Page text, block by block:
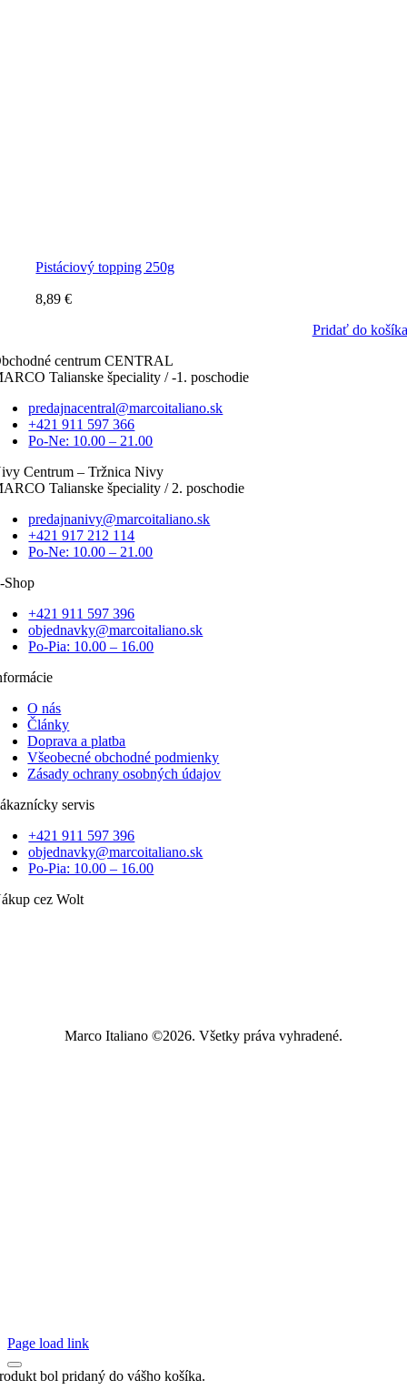
Pistáciový topping 250g
8,89€
Pridať do košíka
centrum CENTRAL
Talianske špeciality / -1. poschodie
predajnacentral@marcoitaliano.sk
+421 911 597 366
Po-Ne: 10.00 – 21.00
Centrum – Tržnica Nivy
Talianske špeciality / 2. poschodie
predajnanivy@marcoitaliano.sk
+421 917 212 114
Po-Ne: 10.00 – 21.00
Shop
+421 911 597 396
objednavky@marcoitaliano.sk
Po-Pia: 10.00 – 16.00
O nás
Články
Doprava a platba
Všeobecné obchodné podmienky
Zásady ochrany osobných údajov
servis
+421 911 597 396
objednavky@marcoitaliano.sk
Po-Pia: 10.00 – 16.00
cez Wolt
Marco Italiano ©2026. Všetky práva vyhradené.
Page load link
bol pridaný do vášho košíka.